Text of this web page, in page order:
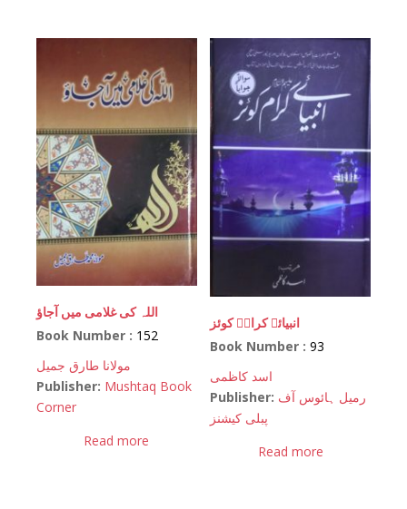
اللہ کی غلامی میں آجاؤ
Book Number : 152
مولانا طارق جمیل
Publisher: Mushtaq Book
Corner
Read more
انبیائے کرامؑ کوئز
Book Number :93
اسد کاظمی
Publisher: رمیل ہائوس آف
پبلی کیشنز
Read more